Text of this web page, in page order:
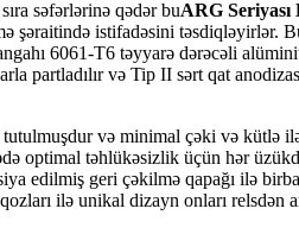
səfərlərinə qədər buARG
şəraitində istifadəsini təsdiqləyirlər.
6061-T6 təyyarə dərəcəli
partladılır və Tip II sərt qat
və minimal çəki və kütlə
optimal təhlükəsizlik üçün hər
edilmiş geri çəkilmə qapağı ilə
ilə unikal dizayn onları relsdən